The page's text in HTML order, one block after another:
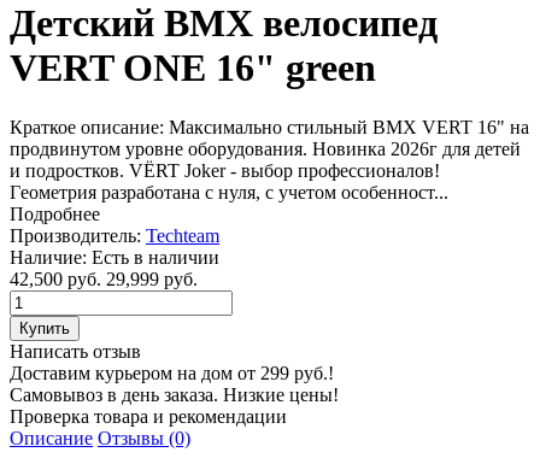
Детский BMX велосипед
VERT ONE 16" green
Краткое описание: Максимально стильный BMX VERT 16" на
продвинутом уровне оборудования. Новинка 2026г для детей
и подростков. VЁRT Jоker - выбор пpофесcиoналoв!
Гeoмeтpия разрaботaнa c нуля, с учетом особенност...
Подробнее
Производитель: Techteam
Наличие: Есть в наличии
42,500 руб. 29,999 руб.
Написать отзыв
Доставим курьером на дом от 299 руб.!
Самовывоз в день заказа. Низкие цены!
Проверка товара и рекомендации
Описание Отзывы (0)